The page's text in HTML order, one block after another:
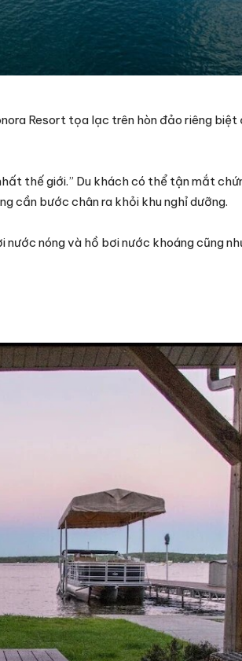
Resort tọa lạc trên hòn đảo riêng biệt
thế giới.” Du khách có thể tận mắt
cần bước chân ra khỏi khu nghỉ dưỡng.
nóng và hồ bơi nước khoáng cũng